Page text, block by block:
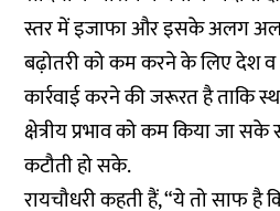
स्तर में इजाफा और इसके अलग अलग
बढ़ोतरी को कम करने के लिए देश व
कार्रवाई करने की जरूरत है ताकि
क्षेत्रीय प्रभाव को कम किया जा
कटौती हो सके.
रायचौधरी कहती हैं, “ये तो साफ है